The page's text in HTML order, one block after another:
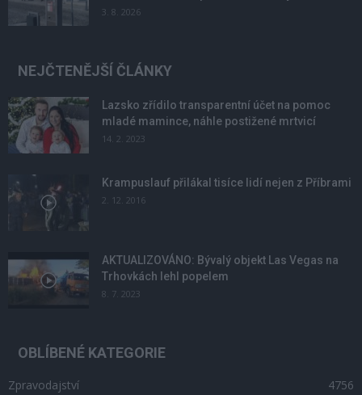
3. 8. 2026
NEJČTENĚJŠÍ ČLÁNKY
Lazsko zřídilo transparentní účet na pomoc
mladé mamince, náhle postižené mrtvicí
14. 2. 2023
Krampuslauf přilákal tisíce lidí nejen z Příbrami
2. 12. 2016
AKTUALIZOVÁNO: Bývalý objekt Las Vegas na
Trhovkách lehl popelem
8. 7. 2023
OBLÍBENÉ KATEGORIE
Zpravodajství
4756